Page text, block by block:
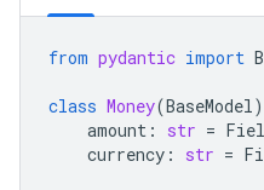
from pydantic import
class Money(BaseModel
amount : str =
currency : str =